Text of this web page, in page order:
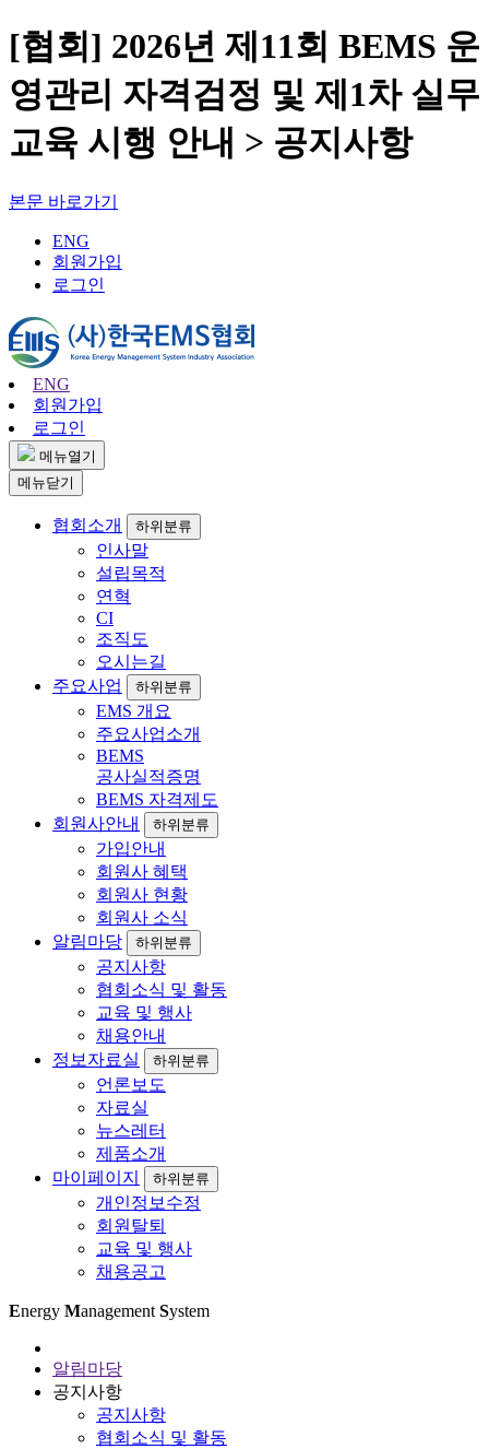
[협회] 2026년 제11회 BEMS 운
영관리 자격검정 및 제1차 실무
교육 시행 안내 > 공지사항
본문 바로가기
ENG
회원가입
로그인
ENG
회원가입
로그인
메뉴열기
메뉴닫기
협회소개 하위분류
인사말
설립목적
연혁
CI
조직도
오시는길
주요사업
하위분류
EMS 개요
주요사업소개
BEMS
공사실적증명
BEMS 자격제도
회원사안내
하위분류
가입안내
회원사 혜택
회원사 현황
회원사 소식
알림마당
하위분류
공지사항
협회소식 및 활동
교육 및 행사
채용안내
정보자료실
하위분류
언론보도
자료실
뉴스레터
제품소개
마이페이지
하위분류
개인정보수정
회원탈퇴
교육 및 행사
채용공고
Energy Management System
알림마당
공지사항
공지사항
협회소식 및 활동